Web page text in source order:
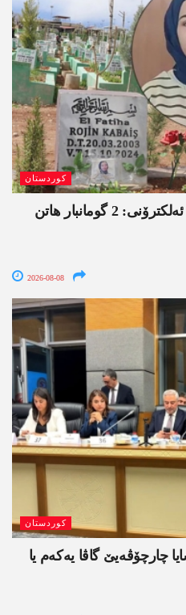
کوردستان
ل ئامەدێ ئۆپەراسیۆنا تاوانێن ئەلکترۆنی: 2 گومانبار ھاتن
2026-08-08
کوردستان
چارچۆڤەیێ گاڤا یەکەم یا